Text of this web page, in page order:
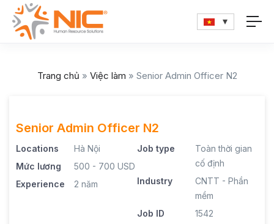
Trang chủ » Việc làm » Senior Admin Officer N2
Senior Admin Officer N2
Locations
Hà Nội
Mức lương
500 - 700 USD
Experience
2 năm
Job type
Toàn thời gian
cố định
Industry
CNTT - Phần
mềm
Job ID
1542